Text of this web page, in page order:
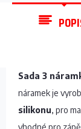
Sada 3
náramek je
silikonu, pro
vhodné pro